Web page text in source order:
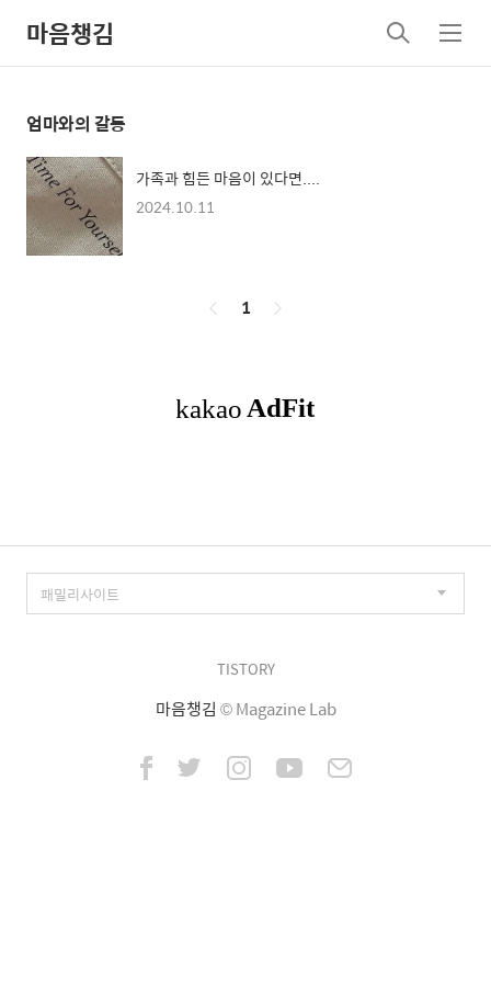
마음챙김
검
색
메
뉴
엄마와의 갈등
가족과 힘든 마음이 있다면....
2024.10.11
페
1
TISTORY
마음챙김 © Magazine Lab